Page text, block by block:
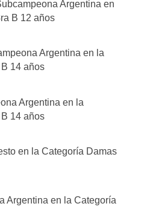
Argentina en
B 12 años
Argentina en la
14 años
Argentina en la
14 años
en la Categoría Damas
Argentina en la Categoría